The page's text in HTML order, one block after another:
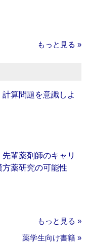
もっと見る »
計算問題を意識しよ
先輩薬剤師のキャリ
方薬研究の可能性
もっと見る »
薬学生向け書籍 »